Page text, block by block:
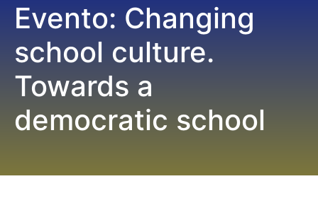
Evento: Changing
school culture.
Towards a
democratic school